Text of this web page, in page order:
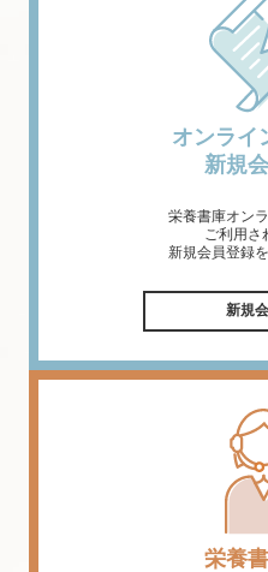
オンライ
新規
栄養書庫オン
ご利用さ
新規会員登録
新規
栄養